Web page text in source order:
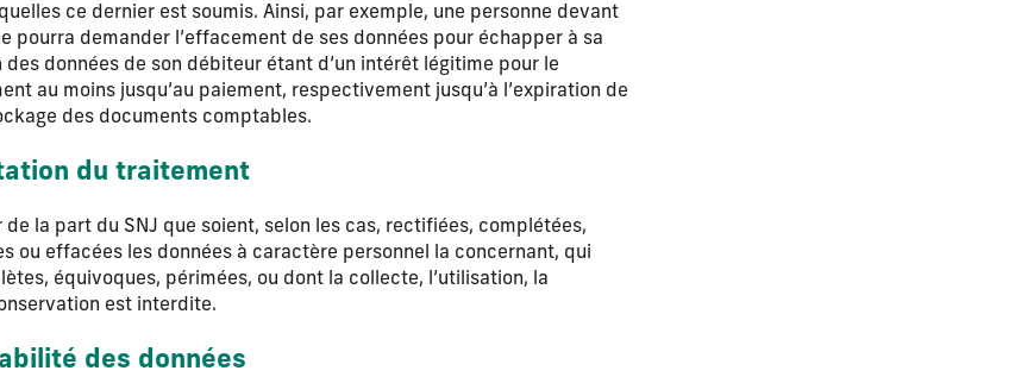
ce dernier est soumis. Ainsi, par exemple, une personne devant
pourra demander l’effacement de ses données pour échapper à sa
données de son débiteur étant d’un intérêt légitime pour le
au moins jusqu’au paiement, respectivement jusqu’à l’expiration de
des documents comptables.
du traitement
de la part du SNJ que soient, selon les cas, rectifiées, complétées,
ou effacées les données à caractère personnel la concernant, qui
équivoques, périmées, ou dont la collecte, l’utilisation, la
est interdite.
des données